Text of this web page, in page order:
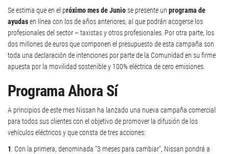
Se estima que en el próximo mes de Juniose presente un programa de
ayudasen línea con los de años anteriores, al que podrán acogerse los
profesionales del sector – taxistas y otros profesionales. Por otra parte, los
dos millones de euros que componen el presupuesto de esta campaña son
toda una declaración de intenciones por parte de la Comunidad en su firme
apuesta por la movilidad sostenible y 100% eléctrica de cero emisiones.
Programa Ahora Sí
A principios de este mes Nissan ha lanzado una nueva campaña comercial
para todos sus clientes con el objetivo de promover la difusión de los
vehículos eléctricos y que consta de tres acciones:
1 . Con la primera, denominada “3 meses para cambiar”, Nissan pondrá a